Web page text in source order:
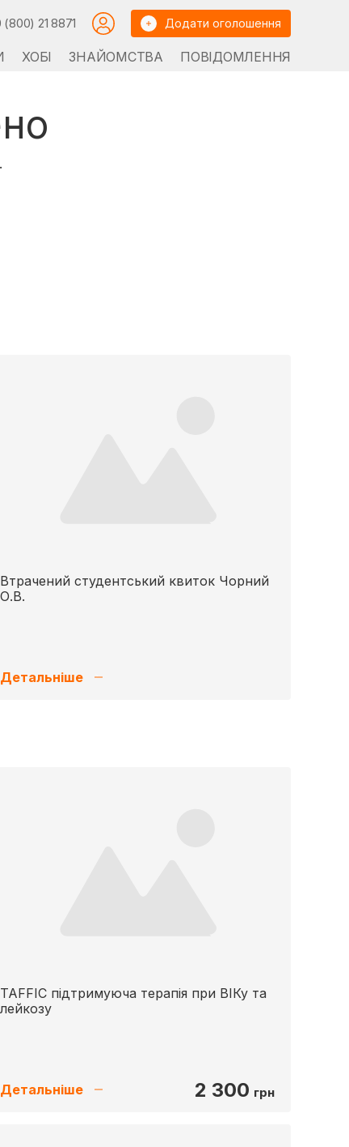
(800) 21 8871 Додати оголошення
ХОБІ ЗНАЙОМСТВА ПОВІДОМЛЕННЯ
Втрачений студентський квиток Чорний
О.В.
Детальніше
TAFFIC підтримуюча терапія при ВІКу та
лейкозу
Детальніше 2 300 грн